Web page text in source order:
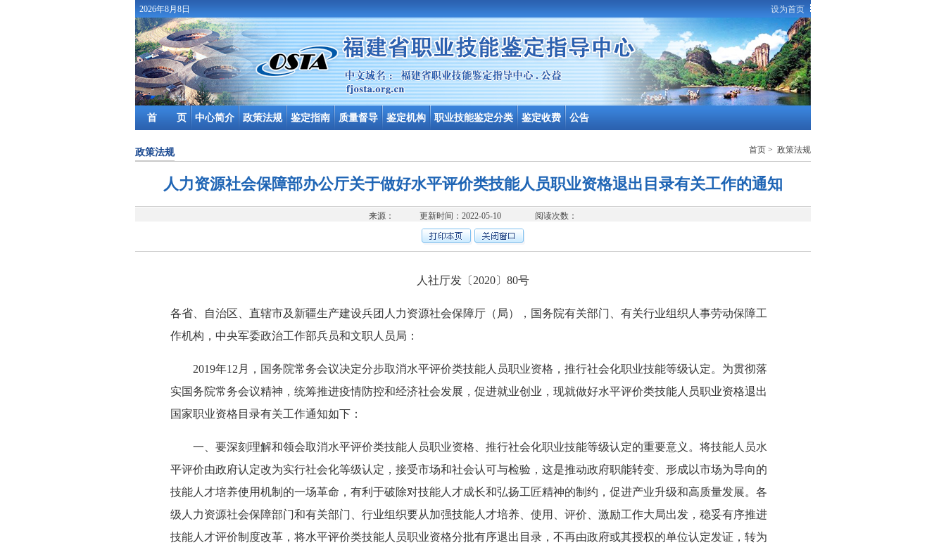
2026年8月8日 设为首页
首 页 中心简介 政策法规 鉴定指南 质量督导 鉴定机构 职业技能鉴定分类 鉴定收费 公告
政策法规 首页 > 政策法规
人力资源社会保障部办公厅关于做好水平评价类技能人员职业资格退出目录有关工作的通知
来源： 更新时间：2022-05-10 阅读次数：
人社厅发〔2020〕80号
各省、自治区、直辖市及新疆生产建设兵团人力资源社会保障厅（局），国务院有关部门、有关行业组织人事劳动保障工
作机构，中央军委政治工作部兵员和文职人员局：
2019年12月，国务院常务会议决定分步取消水平评价类技能人员职业资格，推行社会化职业技能等级认定。为贯彻落
实国务院常务会议精神，统筹推进疫情防控和经济社会发展，促进就业创业，现就做好水平评价类技能人员职业资格退出
国家职业资格目录有关工作通知如下：
一、要深刻理解和领会取消水平评价类技能人员职业资格、推行社会化职业技能等级认定的重要意义。将技能人员水
平评价由政府认定改为实行社会化等级认定，接受市场和社会认可与检验，这是推动政府职能转变、形成以市场为导向的
技能人才培养使用机制的一场革命，有利于破除对技能人才成长和弘扬工匠精神的制约，促进产业升级和高质量发展。各
级人力资源社会保障部门和有关部门、行业组织要从加强技能人才培养、使用、评价、激励工作大局出发，稳妥有序推进
技能人才评价制度改革，将水平评价类技能人员职业资格分批有序退出目录，不再由政府或其授权的单位认定发证，转为